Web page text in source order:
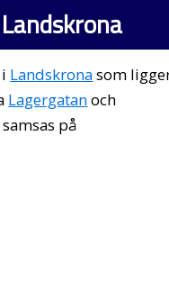
Landskronasom
Lagergatanoch
på